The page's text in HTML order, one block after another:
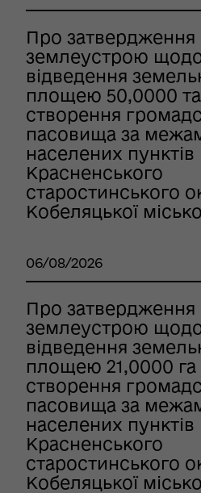
Про затвердження
землеустрою
відведення
площею 50,0000
створення
пасовища за
населених пунктів
Красненського
старостинського
Кобеляцької
06/08/2026
Про затвердження
землеустрою
відведення
площею 21,0000 га
створення
пасовища за
населених пунктів
Красненського
старостинського
Кобеляцької